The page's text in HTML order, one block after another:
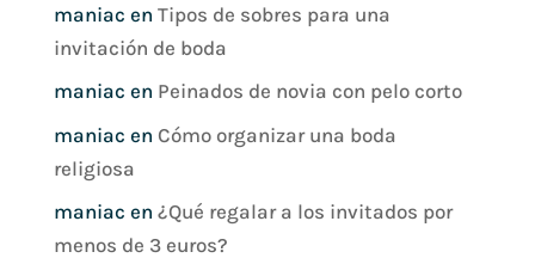
maniac en Tipos de sobres para una
invitación de boda
maniac en Peinados de novia con pelo corto
maniac en Cómo organizar una boda
religiosa
maniac en ¿Qué regalar a los invitados por
menos de 3 euros?